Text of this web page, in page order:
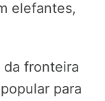
elefantes,
fronteira
para